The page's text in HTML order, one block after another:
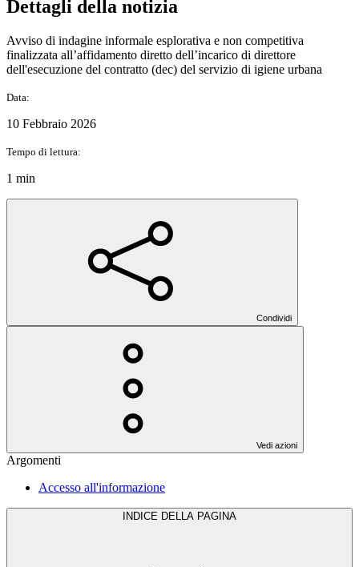
Dettagli della notizia
Avviso di indagine informale esplorativa e non competitiva
finalizzata all’affidamento diretto dell’incarico di direttore
dell'esecuzione del contratto (dec) del servizio di igiene urbana
Data:
10 Febbraio 2026
Tempo di lettura:
1 min
Condividi
Vedi azioni
Argomenti
Accesso all'informazione
INDICE DELLA PAGINA